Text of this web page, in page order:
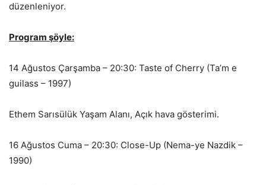
düzenleniyor.
Program şöyle:
14 Ağustos Çarşamba – 20:30: Taste of Cherry (Ta’m e
guilass – 1997)
Ethem Sarısülük Yaşam Alanı, Açık hava gösterimi.
16 Ağustos Cuma – 20:30: Close-Up (Nema-ye Nazdik –
1990)